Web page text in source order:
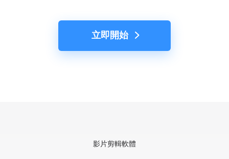
立即開始
影片剪輯軟體